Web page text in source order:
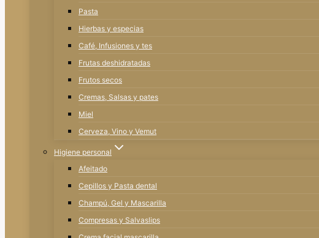
Pasta
Hierbas y especias
Café, Infusiones y tes
Frutas deshidratadas
Frutos secos
Cremas, Salsas y pates
Miel
Cerveza, Vino y Vemut
Higiene personal
Afeitado
Cepillos y Pasta dental
Champú, Gel y Mascarilla
Compresas y Salvaslips